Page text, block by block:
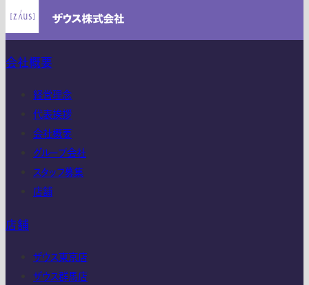
会社概要
経営理念
代表挨拶
会社概要
グループ会社
スタッフ募集
店舗
店舗
ザウス東京店
ザウス群馬店